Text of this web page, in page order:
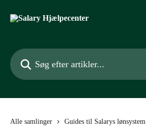
Søg efter artikler...
Alle samlinger Guides til Salarys lønsystem